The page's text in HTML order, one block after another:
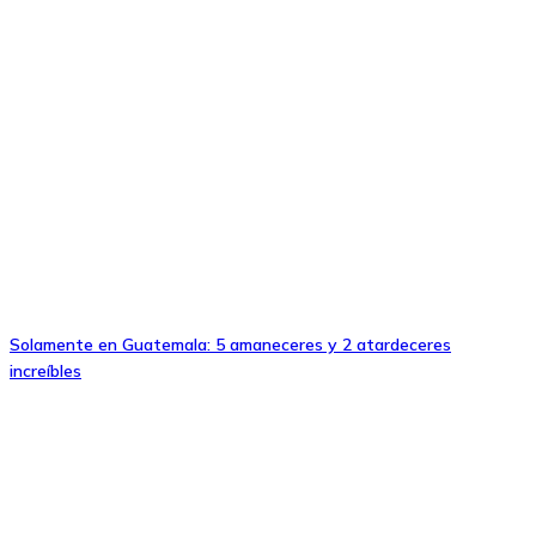
Solamente en Guatemala: 5 amaneceres y 2 atardeceres
increíbles